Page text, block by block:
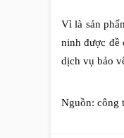
Vì là sản
ninh được đề
dịch vụ bảo
Nguồn: công